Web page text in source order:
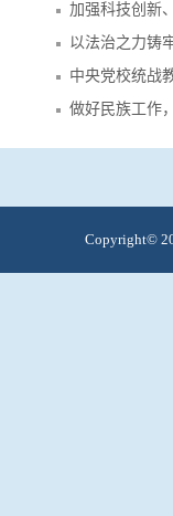
加强科技创新
以法治之力铸
中央党校统战
做好民族工作
Copyright©